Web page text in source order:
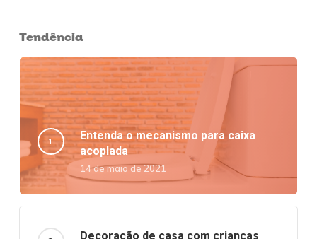
Tendência
Entenda o mecanismo para caixa
acoplada
14 de maio de 2021
Decoração de casa com crianças